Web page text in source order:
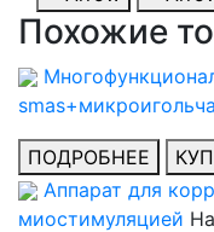
Похожие
ПОДРОБНЕЕ
Аппарат для
миостимуляцией